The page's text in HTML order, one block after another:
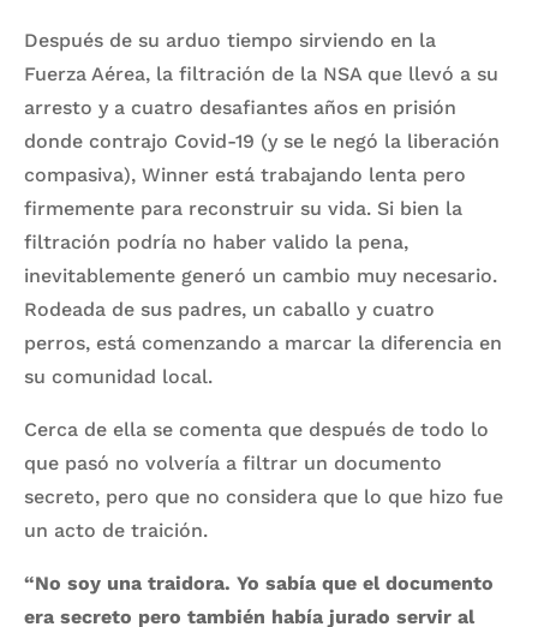
Después de su arduo tiempo sirviendo en la
Fuerza Aérea, la filtración de la NSA que llevó a su
arresto y a cuatro desafiantes años en prisión
donde contrajo Covid-19 (y se le negó la liberación
compasiva), Winner está trabajando lenta pero
firmemente para reconstruir su vida. Si bien la
filtración podría no haber valido la pena,
inevitablemente generó un cambio muy necesario.
Rodeada de sus padres, un caballo y cuatro
perros, está comenzando a marcar la diferencia en
su comunidad local.
Cerca de ella se comenta que después de todo lo
que pasó no volvería a filtrar un documento
secreto, pero que no considera que lo que hizo fue
un acto de traición.
“No soy una traidora. Yo sabía que el documento
era secreto pero también había jurado servir al